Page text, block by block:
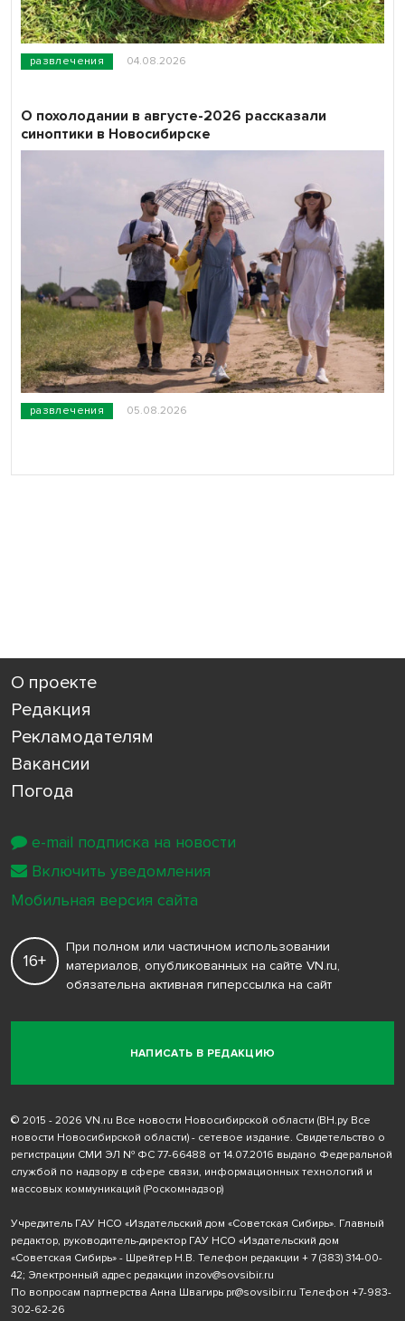
развлечения 04.08.2026
развлечения 05.08.2026
О похолодании в августе-2026 рассказали
синоптики в Новосибирске
О проекте
Редакция
Рекламодателям
Вакансии
Погода
НАПИСАТЬ В РЕДАКЦИЮ
16+
При полном или частичном использовании
материалов, опубликованных на сайте VN.ru,
обязательна активная гиперссылка на сайт
© 2015 - 2026 VN.ru Все новости Новосибирской области (ВН.ру Все
новости Новосибирской области) - сетевое издание. Свидетельство о
регистрации СМИ ЭЛ № ФС 77-66488 от 14.07.2016 выдано Федеральной
службой по надзору в сфере связи, информационных технологий и
массовых коммуникаций (Роскомнадзор)
Учредитель ГАУ НСО «Издательский дом «Советская Сибирь». Главный
редактор, руководитель-директор ГАУ НСО «Издательский дом
«Советская Сибирь» - Шрейтер Н.В. Телефон редакции + 7 (383) 314-00-
42; Электронный адрес редакции inzov@sovsibir.ru
По вопросам партнерства Анна Швагирь pr@sovsibir.ru Телефон +7-983-
302-62-26
e-mail подписка на новости
Включить уведомления
Мобильная версия сайта